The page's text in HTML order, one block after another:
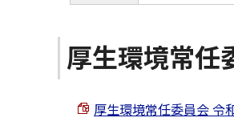
厚生環境常任
厚生環境常任委員会 令